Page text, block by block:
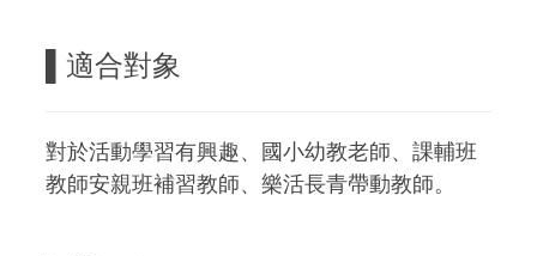
適合對象
對於活動學習有興趣、國小幼教老師、課輔班
教師安親班補習教師、樂活長青帶動教師。